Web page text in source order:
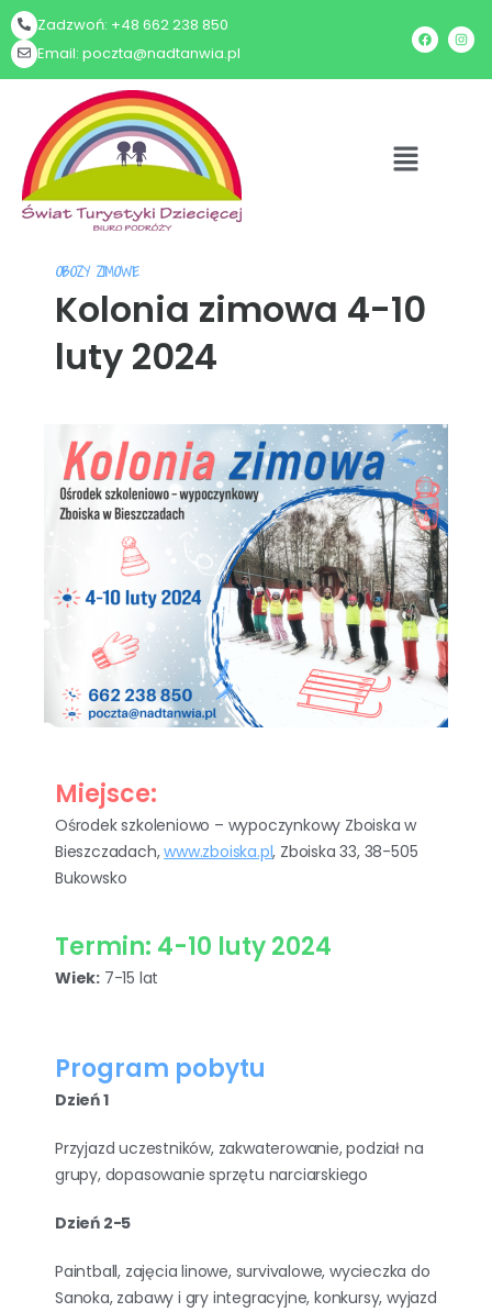
Zadzwoń: +48 662 238 850
Email: poczta@nadtanwia.pl
OBOZY ZIMOWE
Kolonia zimowa 4-10
luty 2024
Miejsce:
Ośrodek szkoleniowo – wypoczynkowy Zboiska w
Bieszczadach,www.zboiska.pl, Zboiska 33, 38-505
Bukowsko
Termin: 4-10 luty 2024
Wiek: 7-15 lat
Program pobytu
Dzień 1
Przyjazd uczestników, zakwaterowanie, podział na
grupy, dopasowanie sprzętu narciarskiego
Dzień 2-5
Paintball, zajęcia linowe, survivalowe, wycieczka do
Sanoka, zabawy i gry integracyjne, konkursy, wyjazd